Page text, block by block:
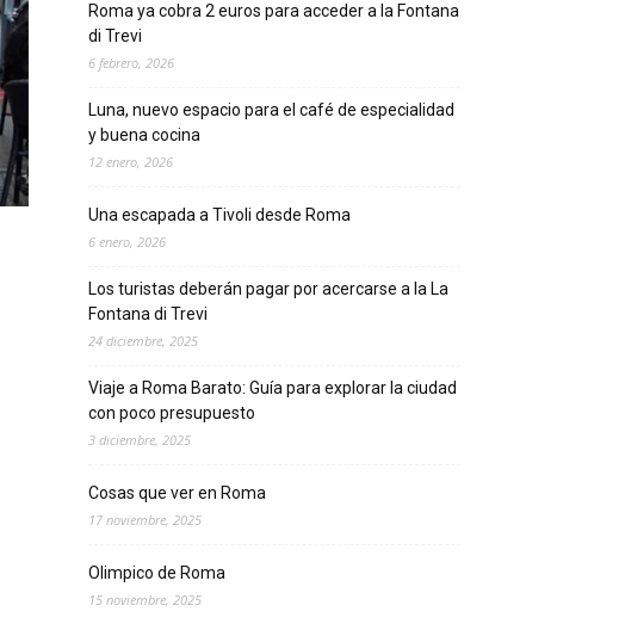
Roma ya cobra 2 euros para acceder a la Fontana
di Trevi
6 febrero, 2026
Luna, nuevo espacio para el café de especialidad
y buena cocina
12 enero, 2026
Una escapada a Tivoli desde Roma
6 enero, 2026
Los turistas deberán pagar por acercarse a la La
Fontana di Trevi
24 diciembre, 2025
Viaje a Roma Barato: Guía para explorar la ciudad
con poco presupuesto
3 diciembre, 2025
Cosas que ver en Roma
17 noviembre, 2025
Olimpico de Roma
15 noviembre, 2025